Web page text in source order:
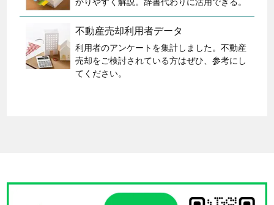
不動産売却利用者データ
利用者のアンケートを集計しました。不動産
売却をご検討されている方はぜひ、参考にし
てください。